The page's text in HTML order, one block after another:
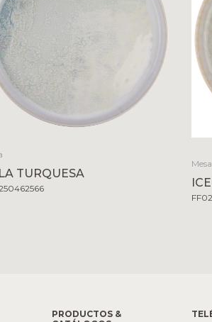
TURQUESA
Mesa
PRODUCTOS &